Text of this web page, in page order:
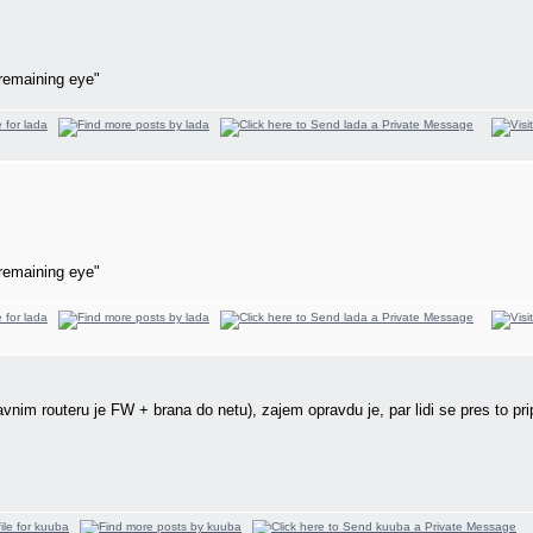
eye"
eye"
routeru je FW + brana do netu), zajem opravdu je, par lidi se pres to